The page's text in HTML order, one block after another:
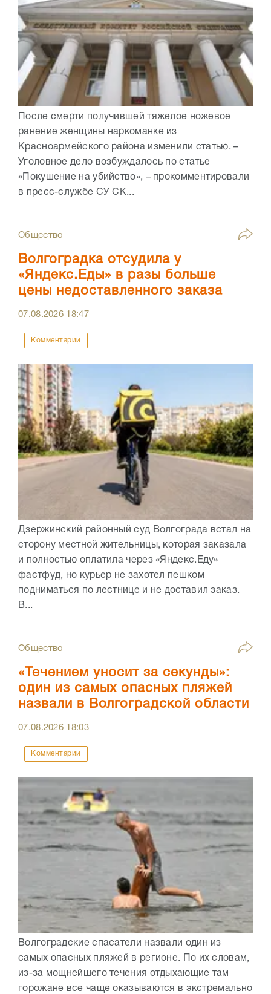
После смерти получившей тяжелое ножевое
ранение женщины наркоманке из
Красноармейского района изменили статью. –
Уголовное дело возбуждалось по статье
«Покушение на убийство», – прокомментировали
в пресс-службе СУ СК...
Общество
Волгоградка отсудила у
«Яндекс.Еды» в разы больше
цены недоставленного заказа
07.08.2026 18:47
Комментарии
Дзержинский районный суд Волгограда встал на
сторону местной жительницы, которая заказала
и полностью оплатила через «Яндекс.Еду»
фастфуд, но курьер не захотел пешком
подниматься по лестнице и не доставил заказ.
В...
Общество
«Течением уносит за секунды»:
один из самых опасных пляжей
назвали в Волгоградской области
07.08.2026 18:03
Комментарии
Волгоградские спасатели назвали один из
самых опасных пляжей в регионе. По их словам,
из-за мощнейшего течения отдыхающие там
горожане все чаще оказываются в экстремально